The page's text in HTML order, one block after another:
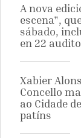
A nova
escena",
sábado,
en 22
Xabier
Concello
ao Cidade
patíns